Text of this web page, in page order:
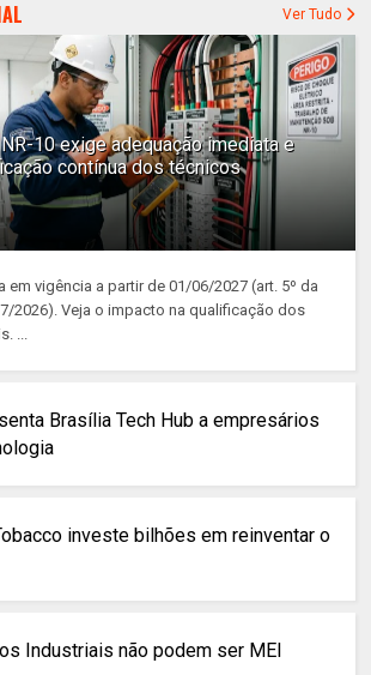
Ver Tudo
10 exige adequação imediata e
contínua dos técnicos
em vigência a partir de 01/06/2027 (art. 5º da
2026). Veja o impacto na qualificação dos
...
Brasília Tech Hub a empresários
investe bilhões em reinventar o
Industriais não podem ser MEI